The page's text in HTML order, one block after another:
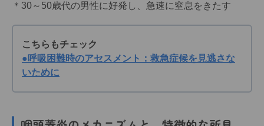
＊30～50歳代の男性に好発し、急速に窒息をきたす
こちらもチェック
●呼吸困難時のアセスメント：救急症候を見逃さな
いために